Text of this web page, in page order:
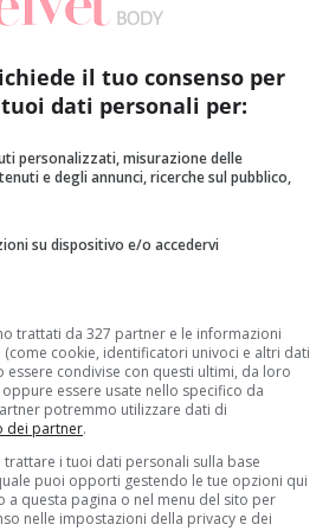
Salute, tuttavia, ha smentito la
a delle
che, a quanto
, come diramato in tutta Italia dal
di un livello troppo alto del
(i sintomi principali sono nausea,
Germania.
il Ministero della Salute ha
vicenda ‘priva di fondamento’,
per la sicurezza alimentare ha
degli alimenti e nutrizione
il tuo consenso per
dati personali per:
personalizzati, misurazione delle
e degli annunci, ricerche sul pubblico,
su dispositivo e/o accedervi
trattati da 327 partner e le informazioni
cookie, identificatori univoci e altri dati
condivise con questi ultimi, da loro
essere usate nello specifico da
potremmo utilizzare dati di
dei partner.
i tuoi dati personali sulla base
puoi opporti gestendo le tue opzioni qui
a questa pagina o nel menu del sito per
nelle impostazioni della privacy e dei